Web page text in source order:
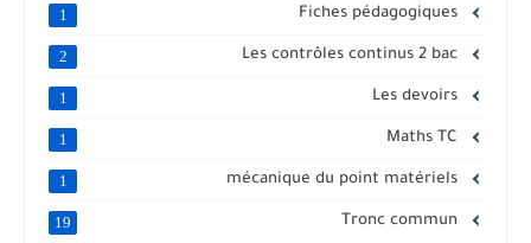
Fiches pédagogiques
1
Les contrôles continus 2 bac
2
Les devoirs
1
1
mécanique du point matériels
1
19